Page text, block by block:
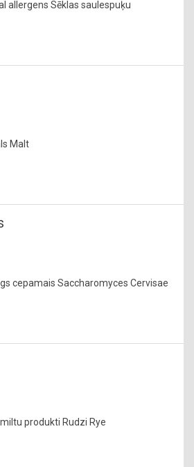
allergens Sēklas saulespuķu
Malt
cepamais Saccharomyces Cervisae
produkti Rudzi Rye